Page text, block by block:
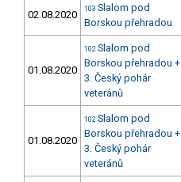
02.08.2020 103 Slalom pod
Borskou přehradou
01.08.2020
102 Slalom pod
Borskou přehradou +
3. Český pohár
veteránů
01.08.2020
102 Slalom pod
Borskou přehradou +
3. Český pohár
veteránů